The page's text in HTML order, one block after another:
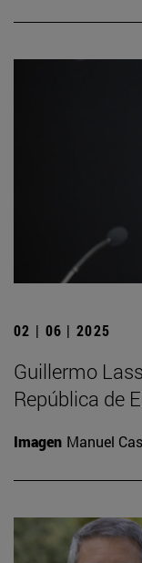
02 | 06 | 2025
Guillermo
República de
Imagen Manuel